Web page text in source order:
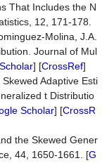
That Includes the N
12, 171-178.
Molina, J.A.
Journal of Mul
] [CrossRef]
Adaptive Esti
t Distributio
Scholar] [CrossR
the Skewed Gener
44, 1650-1661. [G